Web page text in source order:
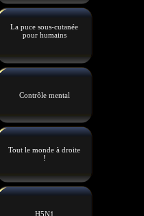
La puce sous-cutanée
pour humains
Contrôle mental
Tout le monde à droite
!
H5N1